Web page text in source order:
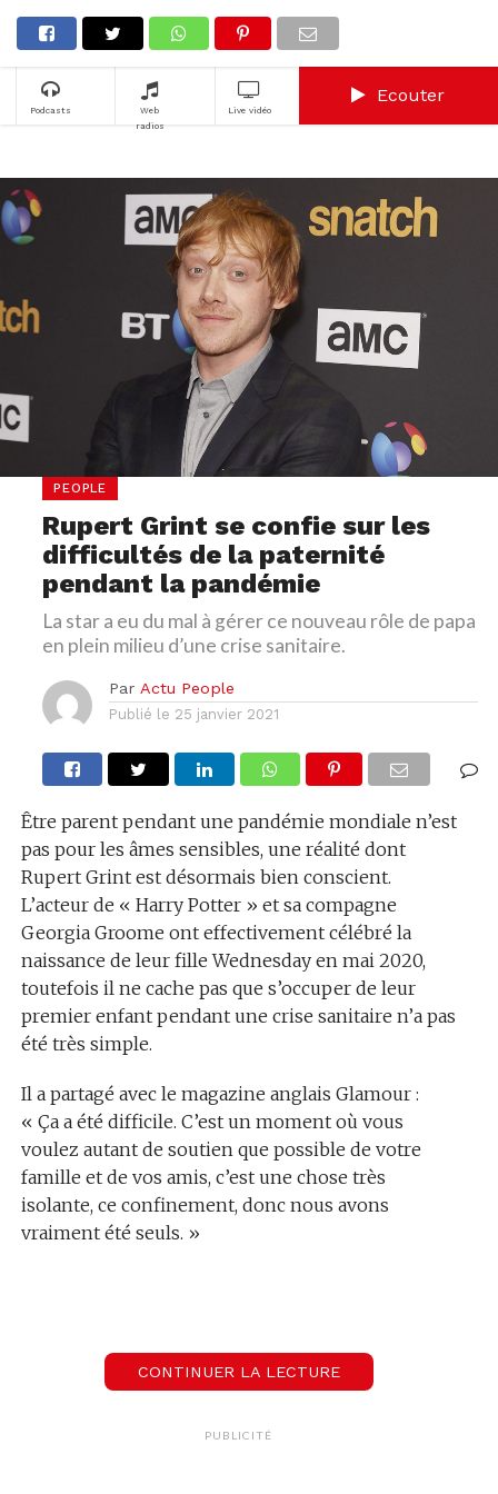
Podcasts
Web
radios
Live vidéo
Ecouter
PEOPLE
Rupert Grint se confie sur les
difficultés de la paternité
pendant la pandémie
La star a eu du mal à gérer ce nouveau rôle de papa
en plein milieu d’une crise sanitaire.
Par Actu People
Publié le 25 janvier 2021
Être parent pendant une pandémie mondiale n’est
pas pour les âmes sensibles, une réalité dont
Rupert Grint est désormais bien conscient.
L’acteur de « Harry Potter » et sa compagne
Georgia Groome ont effectivement célébré la
naissance de leur fille Wednesday en mai 2020,
toutefois il ne cache pas que s’occuper de leur
premier enfant pendant une crise sanitaire n’a pas
été très simple.
Il a partagé avec le magazine anglais Glamour :
« Ça a été difficile. C’est un moment où vous
voulez autant de soutien que possible de votre
famille et de vos amis, c’est une chose très
isolante, ce confinement, donc nous avons
vraiment été seuls. »
« Ça a été formidable de tout solutionner par
tout le monde. Nous avons vraiment crée un lien
CONTINUER LA LECTURE
PUBLICITÉ